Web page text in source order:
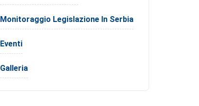
Monitoraggio Legislazione In Serbia
Eventi
Galleria